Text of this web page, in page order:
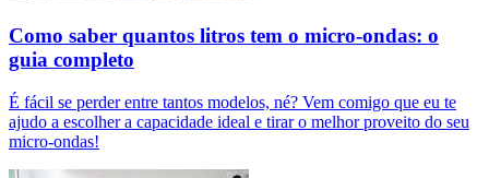
Como saber quantos litros tem o micro-ondas: o
guia completo
É fácil se perder entre tantos modelos, né? Vem comigo que eu te
ajudo a escolher a capacidade ideal e tirar o melhor proveito do seu
micro-ondas!